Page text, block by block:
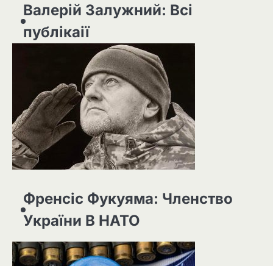
Валерій Залужний: Всі
публікаії
Френсіс Фукуяма: Членство
України В НАТО